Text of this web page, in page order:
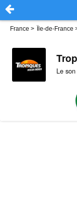
France > Île-de-France
Le